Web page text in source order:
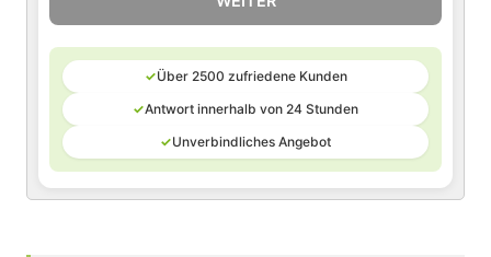
✓Über 2500 zufriedene Kunden
✓Antwort innerhalb von 24 Stunden
✓Unverbindliches Angebot